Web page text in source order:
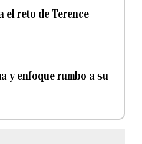
el reto de Terence
y enfoque rumbo a su